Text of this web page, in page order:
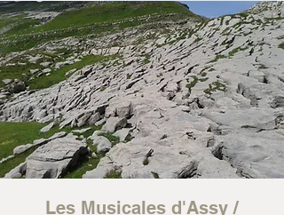
Les Musicales d'Assy /